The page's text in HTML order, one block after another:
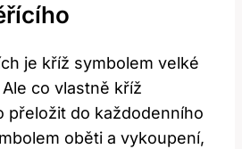
je kříž symbolem velké
co vlastně kříž
přeložit do každodenního
oběti a vykoupení,